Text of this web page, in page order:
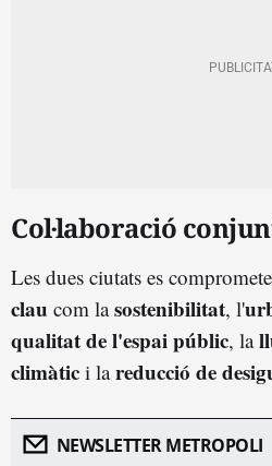
Col·laboració
Les dues ciutats es
clau com lasostenibilitat, l'
qualitat de l'espai públic, la
climàtic i lareducció de
NEWSLETTER METROPOLI